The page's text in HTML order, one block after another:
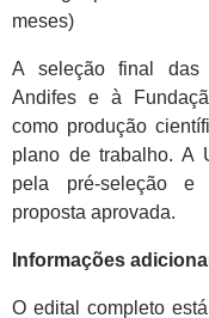
meses)
A seleção final das
Andifes e à
como produção
plano de trabalho. A
pela pré-seleção e
proposta aprovada.
Informações
O edital completo